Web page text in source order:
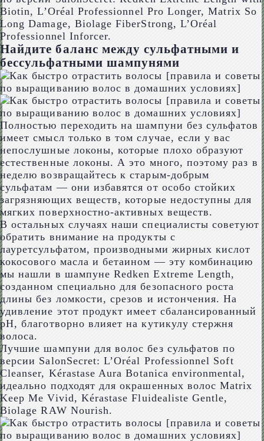
Biotin, L’Oréal Professionnel Pro Longer, Matrix So
Long Damage, Biolage FiberStrong, L’Oréal
Professionnel Inforcer.
Найдите баланс между сульфатными и
бессульфатными шампунями
Полностью переходить на шампуни без сульфатов
имеет смысл только в том случае, если у вас
непослушные локоны, которые плохо образуют
естественные локоны. А это много, поэтому раз в
неделю возвращайтесь к старым-добрым
сульфатам — они избавятся от особо стойких
загрязняющих веществ, которые недоступны для
мягких поверхностно-активных веществ.
В остальных случаях наши специалисты советуют
обратить внимание на продукты с
лауретсульфатом, производными жирных кислот
кокосового масла и бетаином — эту комбинацию
мы нашли в шампуне Redken Extreme Length,
созданном специально для безопасного роста
длины без ломкости, срезов и истончения. На
удивление этот продукт имеет сбалансированный
pH, благотворно влияет на кутикулу стержня
волоса.
Лучшие шампуни для волос без сульфатов по
версии SalonSecret: L’Oréal Professionnel Soft
Cleanser, Kérastase Aura Botanica environmental,
идеально подходят для окрашенных волос Matrix
Keep Me Vivid, Kérastase Fluidealiste Gentle,
Biolage RAW Nourish.